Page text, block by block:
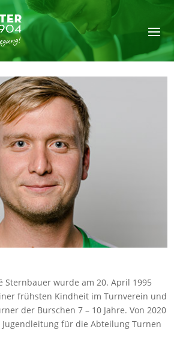
Sternbauer wurde am 20. April 1995
frühsten Kindheit im Turnverein und
der Burschen 7 – 10 Jahre. Von 2020
für die Abteilung Turnen